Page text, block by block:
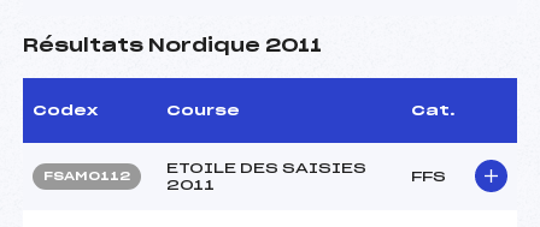
Résultats Nordique 2011
Codex Course Cat.
FSAM0112
ETOILE DES SAISIES
2011
FFS